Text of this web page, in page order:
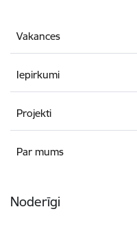
Vakances
Iepirkumi
Projekti
Par mums
Noderīgi